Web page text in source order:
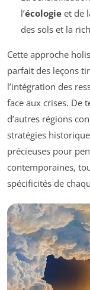
l’écologieet de
des sols et la
Cette approche
parfait des leçons
l’intégration des
face aux crises. De
d’autres régions
stratégies
précieuses pour
contemporaines,
spécificités de